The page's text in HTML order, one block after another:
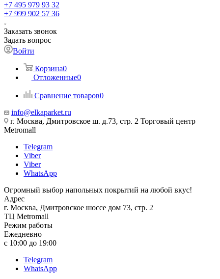
+7 495 979 93 32
+7 999 902 57 36
Заказать звонок
Задать вопрос
Войти
Корзина0
Отложенные0
Сравнение товаров0
info@elkaparket.ru
г. Москва, Дмитровское ш. д.73, стр. 2 Торговый центр
Metromall
Telegram
Viber
Viber
WhatsApp
Огромный выбор напольных покрытий на любой вкус!
Адрес
г. Москва, Дмитровское шоссе дом 73, стр. 2
ТЦ Metromall
Режим работы
Ежедневно
с 10:00 до 19:00
Telegram
WhatsApp